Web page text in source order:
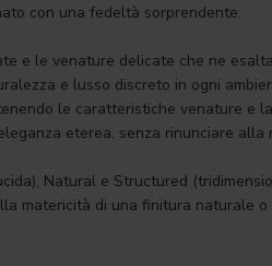
con una fedeltà sorprendente.
e le venature delicate che ne
e lusso discreto in ogni
le caratteristiche venature e
eterea, senza rinunciare alla
Natural e Structured
matericità di una finitura naturale